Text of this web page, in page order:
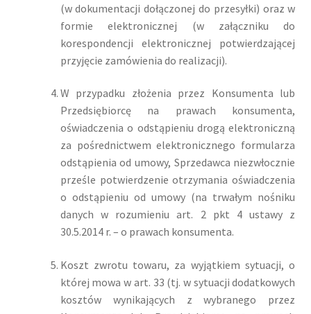
(w dokumentacji dołączonej do przesyłki) oraz w
formie elektronicznej (w załączniku do
korespondencji elektronicznej potwierdzającej
przyjęcie zamówienia do realizacji).
W przypadku złożenia przez Konsumenta lub
Przedsiębiorcę na prawach konsumenta,
oświadczenia o odstąpieniu drogą elektroniczną
za pośrednictwem elektronicznego formularza
odstąpienia od umowy, Sprzedawca niezwłocznie
prześle potwierdzenie otrzymania oświadczenia
o odstąpieniu od umowy (na trwałym nośniku
danych w rozumieniu art. 2 pkt 4 ustawy z
30.5.2014 r. – o prawach konsumenta.
Koszt zwrotu towaru, za wyjątkiem sytuacji, o
której mowa w art. 33 (tj. w sytuacji dodatkowych
kosztów wynikających z wybranego przez